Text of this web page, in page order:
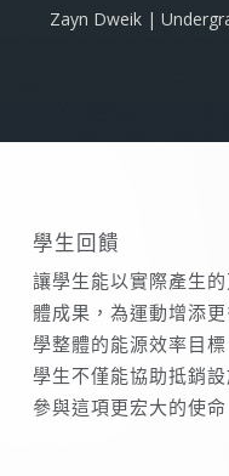
Zayn Dweik |
學生回饋
讓學生能以實際產生
體成果，為運動增添
學整體的能源效率目
學生不僅能協助抵銷
參與這項更宏大的使命